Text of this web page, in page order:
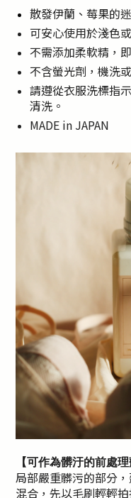
散發伊蘭、莓果的
可安心使用於淺色
不需添加柔軟精，
不含螢光劑，機洗
請遵從衣服洗標指
清洗。
MADE in JAPAN
【可作為髒汙的前處理
局部嚴重髒污的部分
混合，先以毛刷輕輕